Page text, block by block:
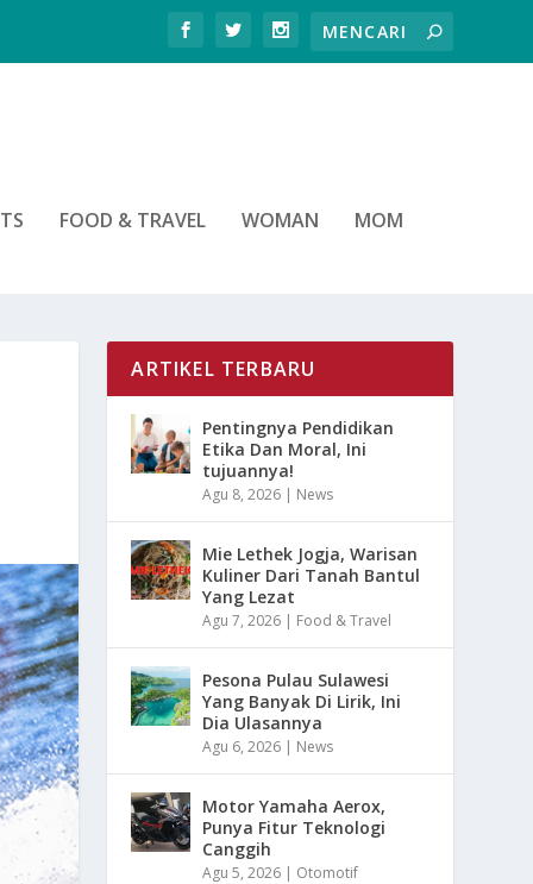
FOOD & TRAVEL WOMAN MOM
ARTIKEL TERBARU
Pentingnya Pendidikan
Etika Dan Moral, Ini
tujuannya!
Agu 8, 2026 | News
Mie Lethek Jogja, Warisan
Kuliner Dari Tanah Bantul
Yang Lezat
Agu 7, 2026 | Food & Travel
Pesona Pulau Sulawesi
Yang Banyak Di Lirik, Ini
Dia Ulasannya
Agu 6, 2026 | News
Motor Yamaha Aerox,
Punya Fitur Teknologi
Canggih
Agu 5, 2026 | Otomotif